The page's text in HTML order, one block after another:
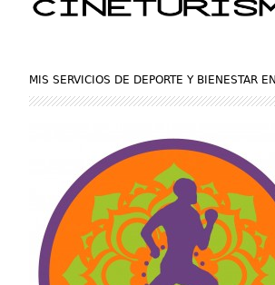
MIS SERVICIOS DE DEPORTE Y BIENESTAR